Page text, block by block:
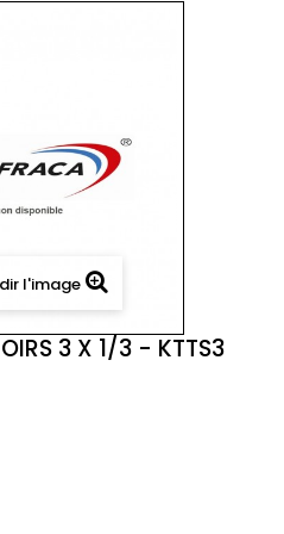
l'image
3 X 1/3 - KTTS3